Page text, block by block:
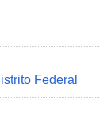
Federal